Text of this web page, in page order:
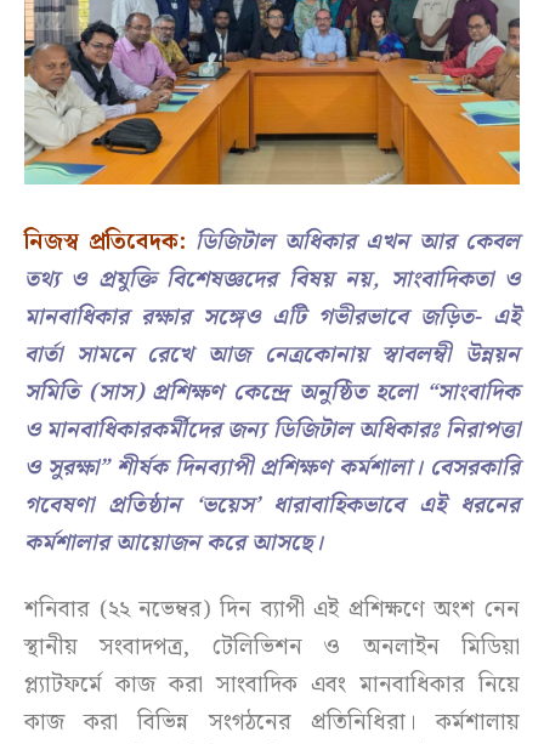
নিজস্ব প্রতিবেদক: ডিজিটাল অধিকার এখন আর কেবল
তথ্য ও প্রযুক্তি বিশেষজ্ঞদের বিষয় নয়, সাংবাদিকতা ও
মানবাধিকার রক্ষার সঙ্গেও এটি গভীরভাবে জড়িত- এই
বার্তা সামনে রেখে আজ নেত্রকোনায় স্বাবলম্বী উন্নয়ন
সমিতি (সাস) প্রশিক্ষণ কেন্দ্রে অনুষ্ঠিত হলো “সাংবাদিক
ও মানবাধিকারকর্মীদের জন্য ডিজিটাল অধিকারঃ নিরাপত্তা
ও সুরক্ষা” শীর্ষক দিনব্যাপী প্রশিক্ষণ কর্মশালা। বেসরকারি
গবেষণা প্রতিষ্ঠান ‘ভয়েস’ ধারাবাহিকভাবে এই ধরনের
কর্মশালার আয়োজন করে আসছে।
শনিবার (২২ নভেম্বর) দিন ব্যাপী এই প্রশিক্ষণে অংশ নেন
স্থানীয় সংবাদপত্র, টেলিভিশন ও অনলাইন মিডিয়া
প্ল্যাটফর্মে কাজ করা সাংবাদিক এবং মানবাধিকার নিয়ে
কাজ করা বিভিন্ন সংগঠনের প্রতিনিধিরা। কর্মশালায়